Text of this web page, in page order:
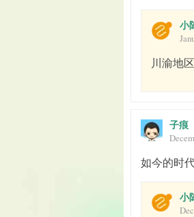
小
川渝地
子痕
如今的时
小